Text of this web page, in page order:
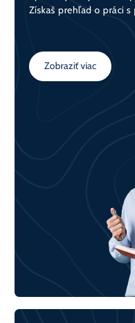
Získaš prehľad o práci
administrátorov aj
Zobraziť viac